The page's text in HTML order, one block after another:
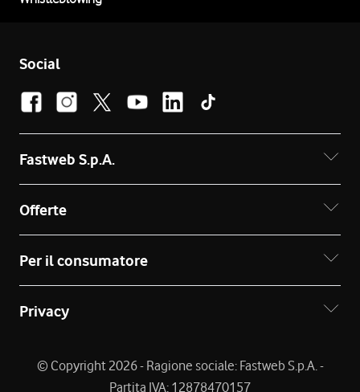
Social
Fastweb S.p.A.
Offerte
Per il consumatore
Privacy
© Copyright 2026 - Ragione sociale: Fastweb S.p.A. -
Partita IVA: 12878470157